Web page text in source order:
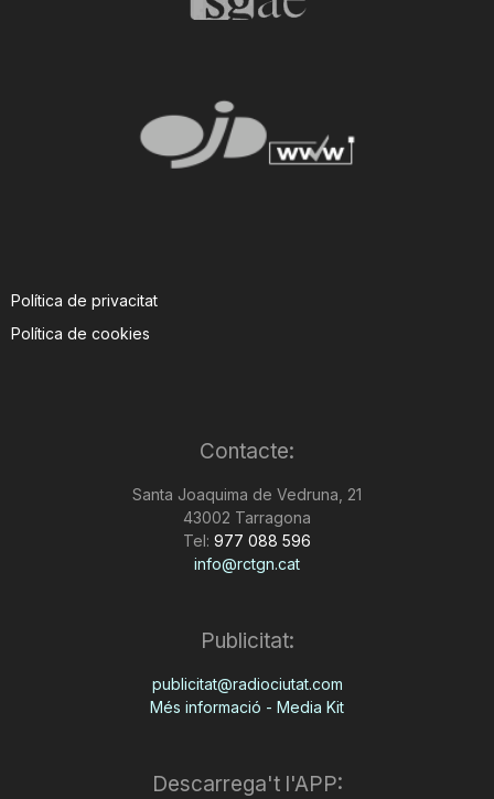
Política de privacitat
Política de cookies
Contacte:
Santa Joaquima de Vedruna, 21
43002 Tarragona
Tel: 977 088 596
info@rctgn.cat
Publicitat:
publicitat@radiociutat.com
Més informació - Media Kit
Descarrega't l'APP: